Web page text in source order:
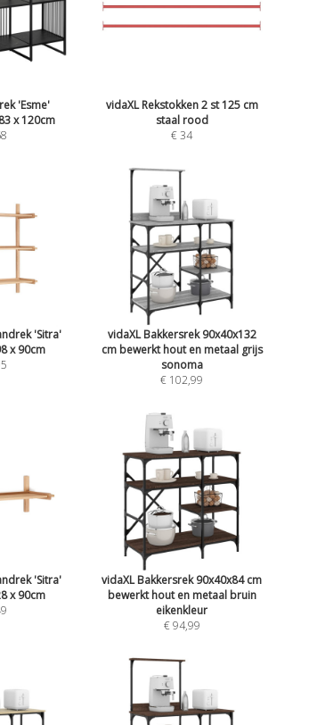
'Esme'
x 120cm
vidaXL Rekstokken 2 st 125 cm
staal rood
€ 34
'Sitra'
x 90cm
vidaXL Bakkersrek 90x40x132
cm bewerkt hout en metaal grijs
sonoma
€ 102,99
'Sitra'
x 90cm
vidaXL Bakkersrek 90x40x84 cm
bewerkt hout en metaal bruin
eikenkleur
€ 94,99